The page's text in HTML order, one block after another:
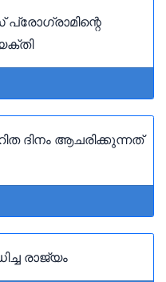
ദിനം ആചരിക്കുന്നത്
രാജ്യം